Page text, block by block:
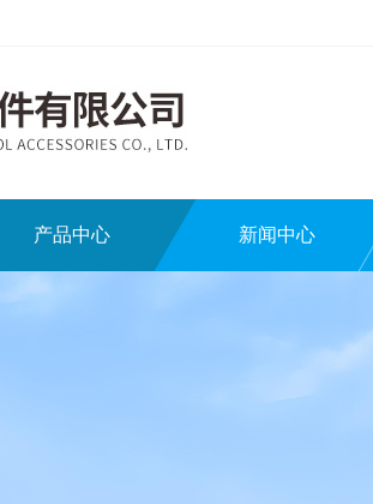
产品中心 新闻中心